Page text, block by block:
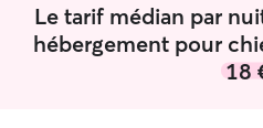
Le tarif médian par
hébergement pour
18